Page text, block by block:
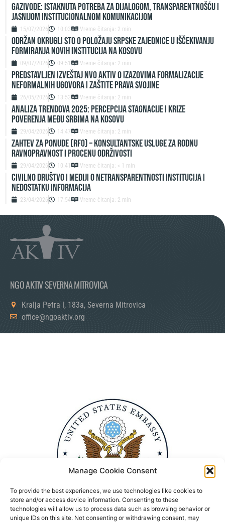
Manage Cookie Consent
To provide the best experiences, we use technologies like cookies to
store and/or access device information. Consenting to these
technologies will allow us to process data such as browsing behavior or
unique IDs on this site. Not consenting or withdrawing consent, may
Gazivode: Istaknuta potreba za dijalogom, transparentnošću i
jasnijom institucionalnom komunikacijom
15/07/2026 10:03 Vreme čitanja: 2 min
ODRŽAN OKRUGLI STO O POLOŽAJU SRPSKE ZAJEDNICE U IŠČEKIVANJU
FORMIRANJA NOVIH INSTITUCIJA NA KOSOVU
09/07/2026 09:51 Vreme čitanja: 2 min
Predstavljen izveštaj NVO Aktiv o izazovima formalizacije
neformalnih ugovora i zaštite prava svojine
26/05/2026 13:53 Vreme čitanja: 2 min
ANALIZA TRENDOVA 2025: PERCEPCIJA STAGNACIJE I KRIZE
POVERENJA MEĐU SRBIMA NA KOSOVU
29/04/2026 14:47 Vreme čitanja: 2 min
ZAHTEV ZA PONUDE (RFO) – Konsultantske usluge za rodnu
ravnopravnost i procenu održivosti
29/04/2026 10:41 Vreme čitanja: < 1 min
Civilno društvo i mediji o netransparentnosti institucija i
nedostatku informacija
23/04/2026 17:54 Vreme čitanja: 2 min
NGO AKTIV SEVERNA MITROVICA
Kralja Petra I, 183a, Severna Mitrovica
office@ngoaktiv.org